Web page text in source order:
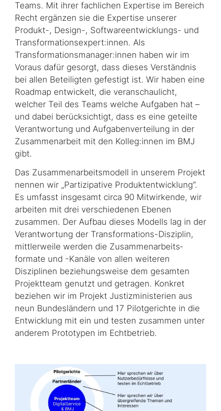
Teams. Mit ihrer fachlichen Expertise im Bereich
Recht ergänzen sie die Expertise unserer
Produkt-, Design-, Software­entwicklungs- und
Transformations­expert:innen. Als
Transformations­manager:innen haben wir im
Voraus dafür gesorgt, dass dieses Verständnis
bei allen Beteiligten gefestigt ist. Wir haben eine
Roadmap entwickelt, die veranschaulicht,
welcher Teil des Teams welche Aufgaben hat –
und dabei berücksichtigt, dass es eine geteilte
Verantwortung und Aufgabenverteilung in der
Zusammenarbeit mit den Kolleg:innen im BMJ
gibt.
Das Zusammenarbeits­modell in unserem Projekt
nennen wir „Partizipative Produkt­entwicklung“.
Es umfasst insgesamt circa 90 Mitwirkende, wir
arbeiten mit drei verschiedenen Ebenen
zusammen. Der Aufbau dieses Modells lag in der
Verantwortung der Transformations-Disziplin,
mittlerweile werden die Zusammenarbeits­
formate und -Kanäle von allen weiteren
Disziplinen beziehungsweise dem gesamten
Projektteam genutzt und getragen. Konkret
beziehen wir im Projekt Justizministerien aus
neun Bundesländern und 17 Pilotgerichte in die
Entwicklung mit ein und testen zusammen unter
anderem Prototypen im Echtbetrieb.